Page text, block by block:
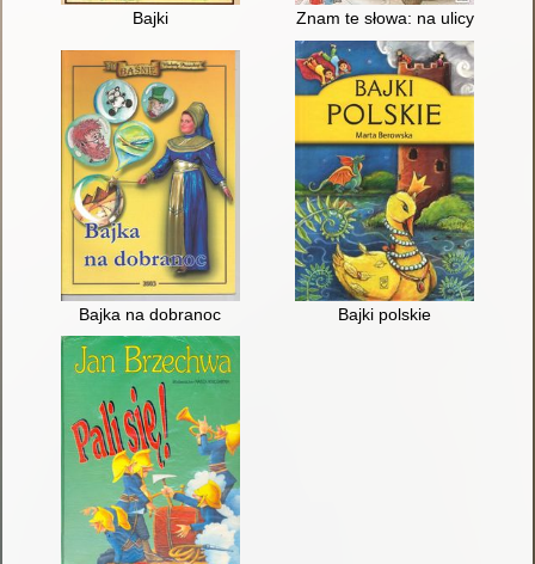
Bajki Znam te słowa: na ulicy
Bajka na dobranoc Bajki polskie